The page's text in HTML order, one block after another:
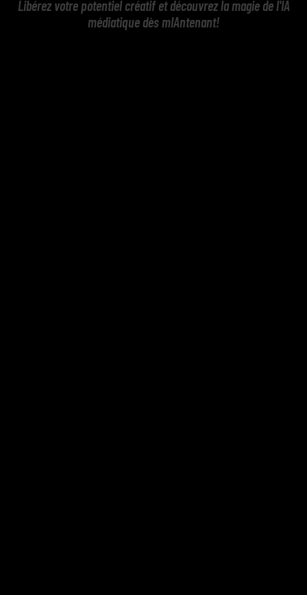
Libérez votre potentiel créatif et découvrez la magie de l'IA
médiatique dès mIAntenant!